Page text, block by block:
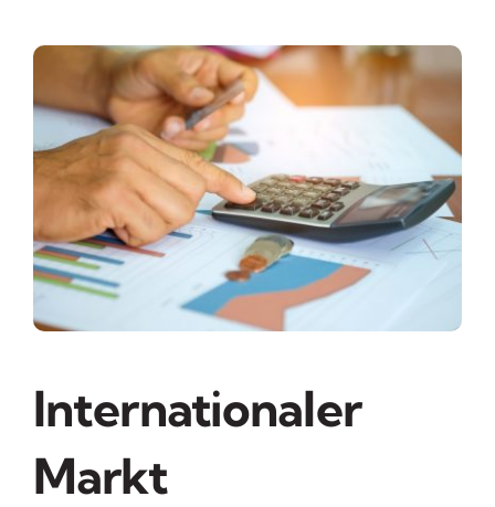
Internationaler
Markt